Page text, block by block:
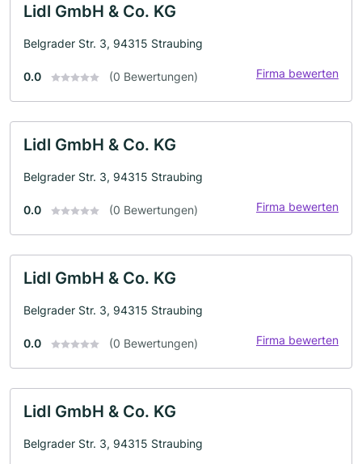
Lidl GmbH & Co. KG
Belgrader Str. 3, 94315 Straubing
0.0 (0 Bewertungen) Firma bewerten
Lidl GmbH & Co. KG
Belgrader Str. 3, 94315 Straubing
0.0 (0 Bewertungen) Firma bewerten
Lidl GmbH & Co. KG
Belgrader Str. 3, 94315 Straubing
0.0 (0 Bewertungen) Firma bewerten
Lidl GmbH & Co. KG
Belgrader Str. 3, 94315 Straubing